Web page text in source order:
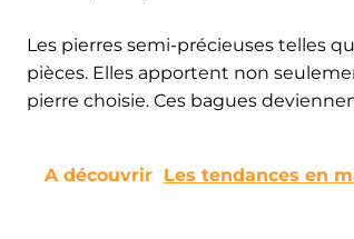
Les pierres semi-précieuses telles
pièces. Elles apportent non
pierre choisie. Ces bagues
A découvrir Les tendances en